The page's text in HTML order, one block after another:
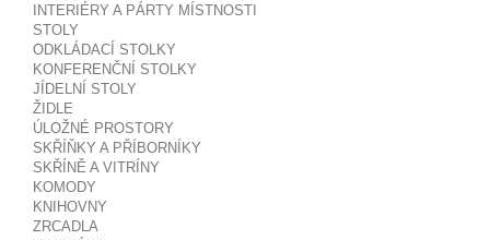
INTERIÉRY A PÁRTY MÍSTNOSTI
STOLY
ODKLÁDACÍ STOLKY
KONFERENČNÍ STOLKY
JÍDELNÍ STOLY
ŽIDLE
ÚLOŽNÉ PROSTORY
SKŘÍŇKY A PŘÍBORNÍKY
SKŘÍNĚ A VITRÍNY
KOMODY
KNIHOVNY
ZRCADLA